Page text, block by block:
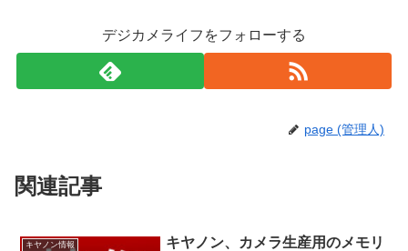
デジカメライフをフォローする
page (管理人)
関連記事
キヤノン情報
キヤノン、カメラ生産用のメモリ